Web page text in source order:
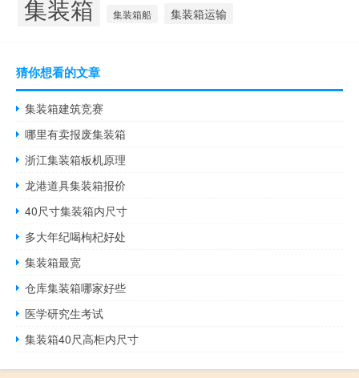
集装箱 集装箱船 集装箱运输
猜你想看的文章
集装箱建筑竞赛
哪里有卖报废集装箱
浙江集装箱板机原理
龙港道具集装箱报价
40尺寸集装箱内尺寸
多大年纪喝枸杞好处
集装箱最宽
仓库集装箱哪家好些
医学研究生考试
集装箱40尺高柜内尺寸